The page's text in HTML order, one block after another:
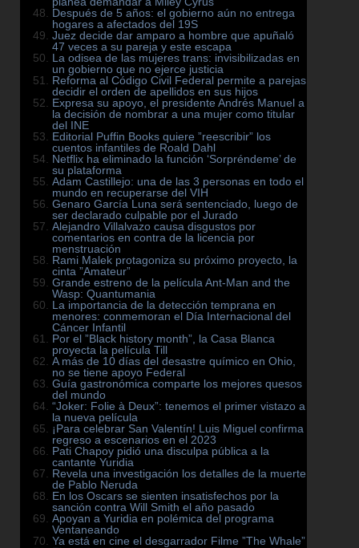
Después de 5 años: el gobierno aún no entrega
hogares a afectados del 19S
Juez decide dar amparo a hombre que apuñaló
47 veces a su pareja y este escapa
La odisea de las mujeres trans: invisibilizadas en
un gobierno que no ejerce justicia
Reforma al Código Civil Federal permite a parejas
decidir el orden de apellidos en sus hijos
Expresa su apoyo, el presidente Andrés Manuel a
la decisión de nombrar a una mujer como titular
del INE
Editorial Puffin Books quiere ”reescribir” los
cuentos infantiles de Roald Dahl
Netflix ha eliminado la función ‘Sorpréndeme’ de
su plataforma
Adam Castillejo: una de las 3 personas en todo el
mundo en recuperarse del VIH
Genaro García Luna será sentenciado, luego de
ser declarado culpable por el Jurado
Alejandro Villalvazo causa disgustos por
comentarios en contra de la licencia por
menstruación
Rami Malek protagoniza su próximo proyecto, la
cinta ”Amateur”
Grande estreno de la película Ant-Man and the
Wasp: Quantumania
La importancia de la detección temprana en
menores: conmemoran el Día Internacional del
Cáncer Infantil
Por el ”Black history month”, la Casa Blanca
proyecta la película Till
A más de 10 días del desastre químico en Ohio,
no se tiene apoyo Federal
Guía gastronómica comparte los mejores quesos
del mundo
“Joker: Folie à Deux”: tenemos el primer vistazo a
la nueva película
¡Para celebrar San Valentín! Luis Miguel confirma
regreso a escenarios en el 2023
Pati Chapoy pidió una disculpa pública a la
cantante Yuridia
Revela una investigación los detalles de la muerte
de Pablo Neruda
En los Oscars se sienten insatisfechos por la
sanción contra Will Smith el año pasado
Apoyan a Yuridia en polémica del programa
Ventaneando
Ya está en cine el desgarrador Filme ”The Whale”